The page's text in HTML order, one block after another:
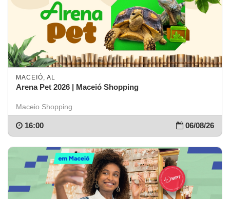
MACEIÓ, AL
Arena Pet 2026 | Maceió Shopping
Maceio Shopping
06/08/26
16:00